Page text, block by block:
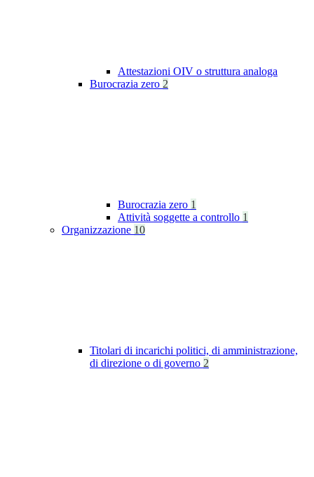
Attestazioni OIV o struttura analoga
Burocrazia zero 2
Burocrazia zero 1
Attività soggette a controllo 1
Organizzazione 10
Titolari di incarichi politici, di amministrazione,
di direzione o di governo 2